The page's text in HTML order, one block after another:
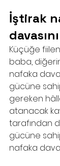
İştirak
Küçüğe
baba,
nafaka
gücüne
gereken
atanacak
tarafından
gücüne
nafaka